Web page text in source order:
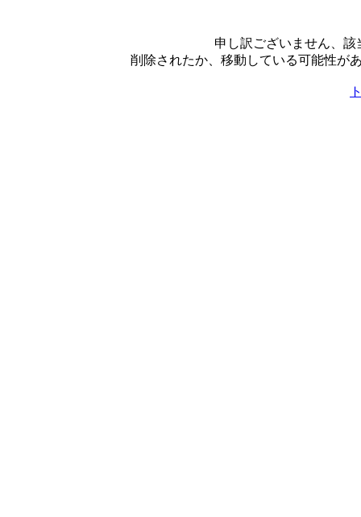
申し訳ございません、
削除されたか、移動している可能性が